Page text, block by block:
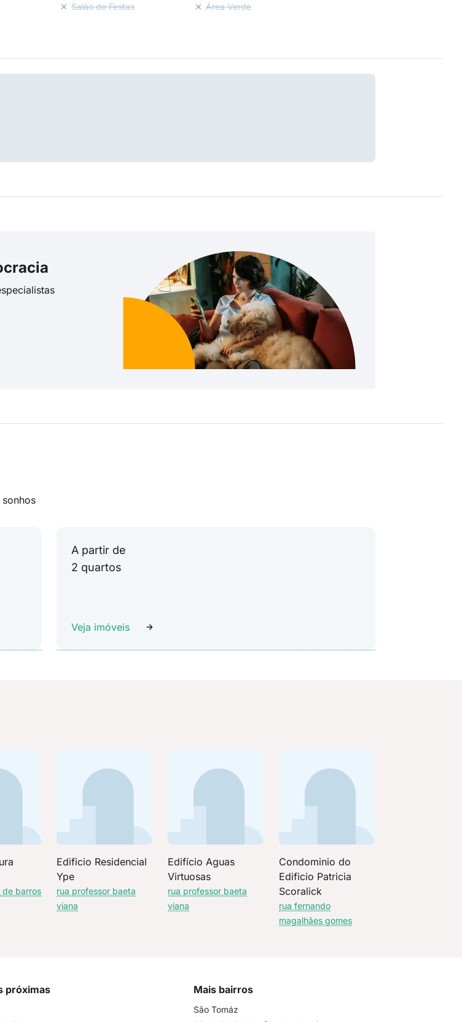
Salão de Festas Área Verde
A partir de
2 quartos
Veja imóveis
de barros
Edificio Residencial
Ype
rua professor baeta
viana
Edifício Aguas
Virtuosas
rua professor baeta
viana
Condominio do
Edificio Patricia
Scoralick
rua fernando
magalhães gomes
próximas Mais bairros
São Tomáz